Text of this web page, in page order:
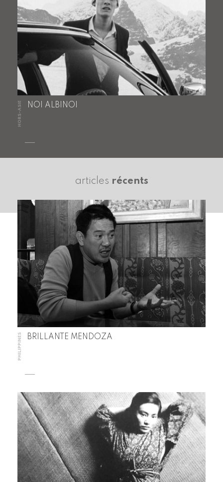
HORS-ASIE NOI ALBINOI
articles récents
PHILIPPINES BRILLANTE MENDOZA